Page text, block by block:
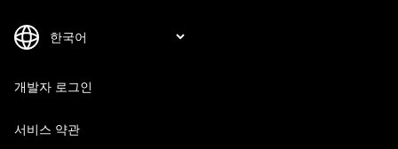
개발자 로그인
서비스 약관